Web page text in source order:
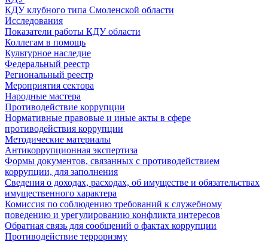
КДУ клубного типа Смоленской области
Исследования
Показатели работы КДУ области
Коллегам в помощь
Культурное наследие
Федеральный реестр
Региональный реестр
Мероприятия сектора
Народные мастера
Противодействие коррупции
Нормативные правовые и иные акты в сфере
противодействия коррупции
Методические материалы
Антикоррупционная экспертиза
Формы документов, связанных с противодействием
коррупции, для заполнения
Сведения о доходах, расходах, об имуществе и обязательствах
имущественного характера
Комиссия по соблюдению требований к служебному
поведению и урегулированию конфликта интересов
Обратная связь для сообщений о фактах коррупции
Противодействие терроризму